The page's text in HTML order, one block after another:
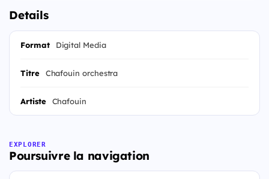
Details
Format Digital Media
Titre Chafouin orchestra
Artiste Chafouin
EXPLORER
Poursuivre la navigation